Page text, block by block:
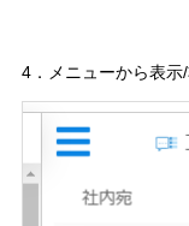
4．メニューから表示